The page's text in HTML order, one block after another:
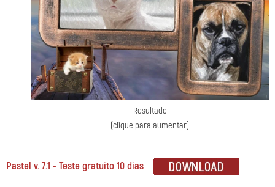
Resultado
(clique para aumentar)
Pastel v. 7.1 - Teste gratuito 10 dias